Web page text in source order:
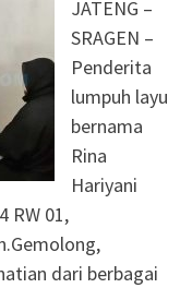
JATENG –
SRAGEN –
Penderita
lumpuh layu
bernama
Rina
Hariyani
RW 01,
dari berbagai